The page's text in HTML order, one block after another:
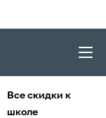
Все скидки к
школе